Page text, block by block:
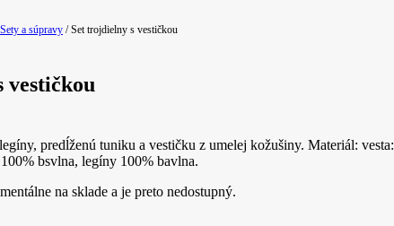
Sety a súpravy / Set trojdielny s vestičkou
vestičkou
predĺženú tuniku a vestičku z umelej kožušiny. Materiál: vesta:
bsvlna, legíny 100% bavlna.
na sklade a je preto nedostupný.